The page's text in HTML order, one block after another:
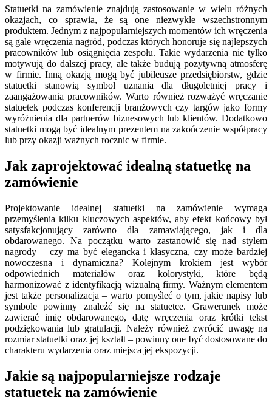
Statuetki na zamówienie znajdują zastosowanie w wielu różnych
okazjach, co sprawia, że są one niezwykle wszechstronnym
produktem. Jednym z najpopularniejszych momentów ich wręczenia
są gale wręczenia nagród, podczas których honoruje się najlepszych
pracowników lub osiągnięcia zespołu. Takie wydarzenia nie tylko
motywują do dalszej pracy, ale także budują pozytywną atmosferę
w firmie. Inną okazją mogą być jubileusze przedsiębiorstw, gdzie
statuetki stanowią symbol uznania dla długoletniej pracy i
zaangażowania pracowników. Warto również rozważyć wręczanie
statuetek podczas konferencji branżowych czy targów jako formy
wyróżnienia dla partnerów biznesowych lub klientów. Dodatkowo
statuetki mogą być idealnym prezentem na zakończenie współpracy
lub przy okazji ważnych rocznic w firmie.
Jak zaprojektować idealną statuetkę na
zamówienie
Projektowanie idealnej statuetki na zamówienie wymaga
przemyślenia kilku kluczowych aspektów, aby efekt końcowy był
satysfakcjonujący zarówno dla zamawiającego, jak i dla
obdarowanego. Na początku warto zastanowić się nad stylem
nagrody – czy ma być elegancka i klasyczna, czy może bardziej
nowoczesna i dynamiczna? Kolejnym krokiem jest wybór
odpowiednich materiałów oraz kolorystyki, które będą
harmonizować z identyfikacją wizualną firmy. Ważnym elementem
jest także personalizacja – warto pomyśleć o tym, jakie napisy lub
symbole powinny znaleźć się na statuetce. Grawerunek może
zawierać imię obdarowanego, datę wręczenia oraz krótki tekst
podziękowania lub gratulacji. Należy również zwrócić uwagę na
rozmiar statuetki oraz jej kształt – powinny one być dostosowane do
charakteru wydarzenia oraz miejsca jej ekspozycji.
Jakie są najpopularniejsze rodzaje
statuetek na zamówienie